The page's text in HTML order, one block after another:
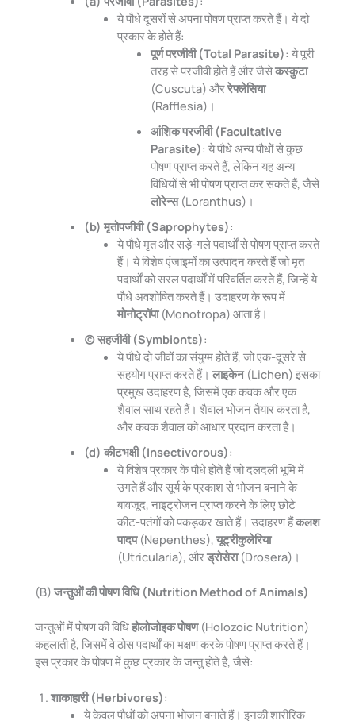
ये पौधे दूसरों से अपना पोषण प्राप्त करते हैं। ये दो
प्रकार के होते हैं:
पूर्ण परजीवी (Total Parasite): ये पूरी
तरह से परजीवी होते हैं और जैसेकस्कुटा
(Cuscuta) औररेफ्लेसिया
(Rafflesia)।
आंशिक परजीवी (Facultative
Parasite): ये पौधे अन्य पौधों से कुछ
पोषण प्राप्त करते हैं, लेकिन यह अन्य
विधियों से भी पोषण प्राप्त कर सकते हैं, जैसे
लोरेन्स(Loranthus)।
(b) मृतोपजीवी (Saprophytes):
ये पौधे मृत और सड़े-गले पदार्थों से पोषण प्राप्त करते
हैं। ये विशेष एंजाइमों का उत्पादन करते हैं जो मृत
पदार्थों को सरल पदार्थों में परिवर्तित करते हैं, जिन्हें ये
पौधे अवशोषित करते हैं। उदाहरण के रूप में
मोनोट्रॉपा(Monotropa) आता है।
(c) सहजीवी (Symbionts):
ये पौधे दो जीवों का संयुग्म होते हैं, जो एक-दूसरे से
सहयोग प्राप्त करते हैं। लाइकेन(Lichen) इसका
प्रमुख उदाहरण है, जिसमें एक कवक और एक
शैवाल साथ रहते हैं। शैवाल भोजन तैयार करता है,
और कवक शैवाल को आधार प्रदान करता है।
(d) कीटभक्षी (Insectivorous):
ये विशेष प्रकार के पौधे होते हैं जो दलदली भूमि में
उगते हैं और सूर्य के प्रकाश से भोजन बनाने के
बावजूद, नाइट्रोजन प्राप्त करने के लिए छोटे
कीट-पतंगों को पकड़कर खाते हैं। उदाहरण हैंकलश
पादप(Nepenthes), यूट्रीकुलेरिया
(Utricularia), औरड्रोसेरा(Drosera)।
(B) जन्तुओं की पोषण विधि (Nutrition Method of Animals)
जन्तुओं में पोषण की विधिहोलोजोइक पोषण(Holozoic Nutrition)
कहलाती है, जिसमें वे ठोस पदार्थों का भक्षण करके पोषण प्राप्त करते हैं।
इस प्रकार के पोषण में कुछ प्रकार के जन्तु होते हैं, जैसे:
शाकाहारी (Herbivores):
ये केवल पौधों को अपना भोजन बनाते हैं। इनकी शारीरिक